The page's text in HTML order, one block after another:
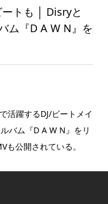
トも │ Disryと
ム『D A W N』を
活躍するDJ/ビートメイ
バム『D A W N』をリ
も公開されている。